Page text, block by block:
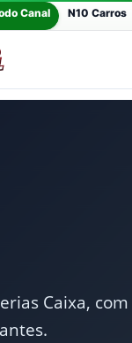
Canal N10 Carros
Caixa,